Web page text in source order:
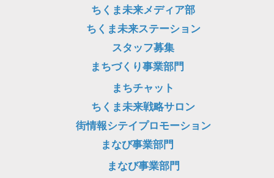
ちくま未来メディア部
ちくま未来ステーション
スタッフ募集
まちづくり事業部門
まちチャット
ちくま未来戦略サロン
街情報シテイプロモーション
まなび事業部門
まなび事業部門